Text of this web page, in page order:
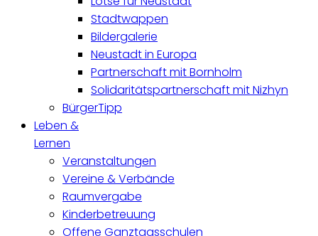
Stadtwappen
Bildergalerie
Neustadt in Europa
Partnerschaft mit Bornholm
Solidaritätspartnerschaft mit Nizhyn
BürgerTipp
Leben &
Lernen
Veranstaltungen
Vereine & Verbände
Raumvergabe
Kinderbetreuung
Offene Ganztagsschulen